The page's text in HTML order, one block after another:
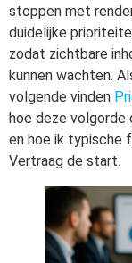
stoppen met
duidelijke
zodat zichtbare
kunnen wachten.
volgende vinden
hoe deze
en hoe ik typische
Vertraag de start.